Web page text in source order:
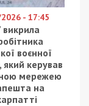
- 17:45
викрила
воєнної
який керував
мережею
на